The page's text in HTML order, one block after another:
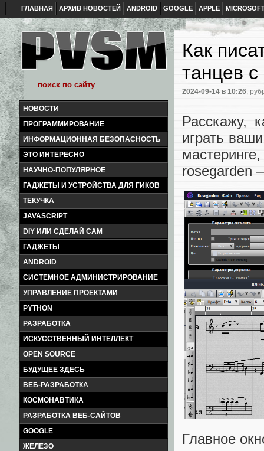
ГЛАВНАЯ АРХИВ НОВОСТЕЙ ANDROID GOOGLE APPLE
НОВОСТИ
ПРОГРАММИРОВАНИЕ
ИНФОРМАЦИОННАЯ БЕЗОПАСНОСТЬ
ЭТО ИНТЕРЕСНО
НАУЧНО-ПОПУЛЯРНОЕ
ГАДЖЕТЫ И УСТРОЙСТВА ДЛЯ ГИКОВ
ТЕКУЧКА
JAVASCRIPT
DIY ИЛИ СДЕЛАЙ САМ
ГАДЖЕТЫ
ANDROID
СИСТЕМНОЕ АДМИНИСТРИРОВАНИЕ
УПРАВЛЕНИЕ ПРОЕКТАМИ
PYTHON
РАЗРАБОТКА
ИСКУССТВЕННЫЙ ИНТЕЛЛЕКТ
OPEN SOURCE
БУДУЩЕЕ ЗДЕСЬ
ВЕБ-РАЗРАБОТКА
КОСМОНАВТИКА
РАЗРАБОТКА ВЕБ-САЙТОВ
GOOGLE
ЖЕЛЕЗО
Как
танцев
2024-09-14 в 10:26,
Расскажу,
играть
rosegarden
Главное